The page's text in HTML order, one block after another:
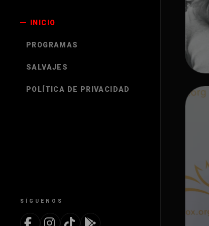
INICIO
PROGRAMAS
SALVAJES
POLÍTICA DE PRIVACIDAD
SÍGUENOS